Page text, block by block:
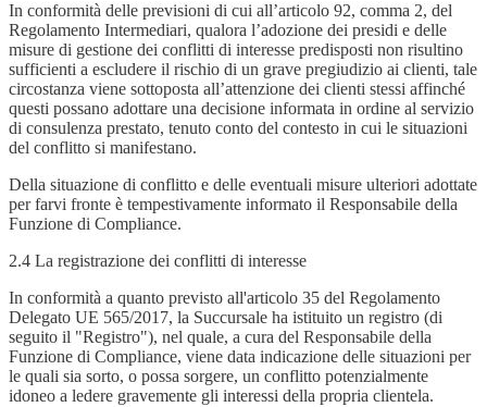
In conformità delle previsioni di cui all’articolo 92, comma 2, del
Regolamento Intermediari, qualora l’adozione dei presidi e delle
misure di gestione dei conflitti di interesse predisposti non risultino
sufficienti a escludere il rischio di un grave pregiudizio ai clienti, tale
circostanza viene sottoposta all’attenzione dei clienti stessi affinché
questi possano adottare una decisione informata in ordine al servizio
di consulenza prestato, tenuto conto del contesto in cui le situazioni
del conflitto si manifestano.
Della situazione di conflitto e delle eventuali misure ulteriori adottate
per farvi fronte è tempestivamente informato il Responsabile della
Funzione di Compliance.
2.4 La registrazione dei conflitti di interesse
In conformità a quanto previsto all'articolo 35 del Regolamento
Delegato UE 565/2017, la Succursale ha istituito un registro (di
seguito il "Registro"), nel quale, a cura del Responsabile della
Funzione di Compliance, viene data indicazione delle situazioni per
le quali sia sorto, o possa sorgere, un conflitto potenzialmente
idoneo a ledere gravemente gli interessi della propria clientela.